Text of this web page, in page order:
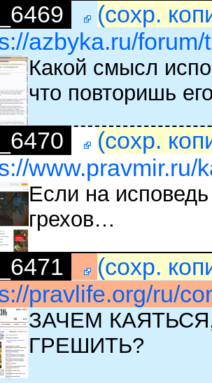
(сохр.
azbyka.ru/
Какой смысл
что повторишь
(сохр.
www.pravmir.ru/
Если на
грехов…
(сохр.
pravlife.org/ru/
ЗАЧЕМ
ГРЕШИТЬ?